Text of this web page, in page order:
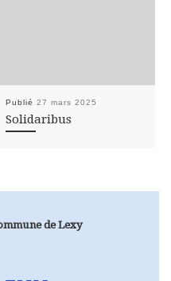
Publié 27 mars 2025
Solidaribus
de Lexy